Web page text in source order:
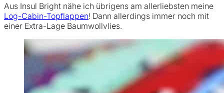
Aus Insul Bright nähe ich übrigens am allerliebsten meine
Log-Cabin-Topflappen! Dann allerdings immer noch mit
einer Extra-Lage Baumwollvlies.